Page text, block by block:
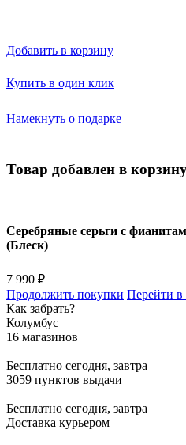
Добавить в корзину
Купить в один клик
Намекнуть о подарке
Товар добавлен в
Серебряные серьги с
(Блеск)
7 990 ₽
Продолжить покупки Перейти в
Как забрать?
Колумбус
16 магазинов
Бесплатно сегодня, завтра
3059 пунктов выдачи
Бесплатно сегодня, завтра
Доставка курьером